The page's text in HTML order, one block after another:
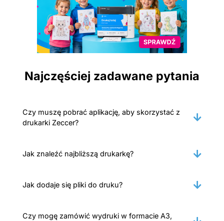
Najczęściej zadawane pytania
Czy muszę pobrać aplikację, aby skorzystać z
drukarki Zeccer?
Jak znaleźć najbliższą drukarkę?
Jak dodaje się pliki do druku?
Czy mogę zamówić wydruki w formacie A3,